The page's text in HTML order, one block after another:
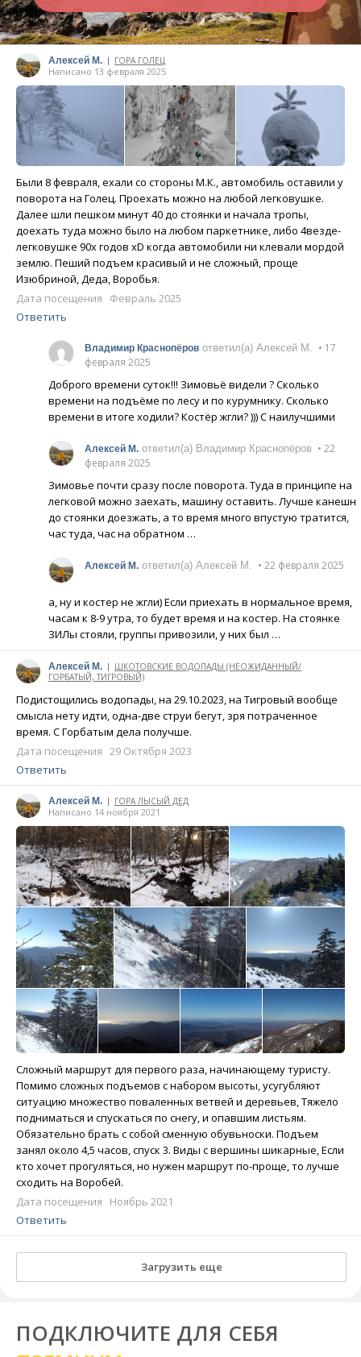
Алексей М. | ГОРА ГОЛЕЦ
Написано 13 февраля 2025
Были 8 февраля, ехали со стороны М.К., автомобиль оставили у
поворота на Голец. Проехать можно на любой легковушке.
Далее шли пешком минут 40 до стоянки и начала тропы,
доехать туда можно было на любом паркетнике, либо 4везде-
легковушке 90х годов xD когда автомобили ни клевали мордой
землю. Пеший подъем красивый и не сложный, проще
Изюбриной, Деда, Воробья.
Дата посещения Февраль 2025
Ответить
Владимир Краснопёров ответил(а) Алексей М. • 17
февраля 2025
Доброго времени суток!!! Зимовьё видели ? Сколько
времени на подъёме по лесу и по курумнику. Сколько
времени в итоге ходили? Костёр жгли? ))) С наилучшими
Алексей М. ответил(а) Владимир Краснопёров • 22
февраля 2025
Зимовье почти сразу после поворота. Туда в принципе на
легковой можно заехать, машину оставить. Лучше канешн
до стоянки доезжать, а то время много впустую тратится,
час туда, час на обратном …
Алексей М. ответил(а) Алексей М. • 22 февраля 2025
а, ну и костер не жгли) Если приехать в нормальное время,
часам к 8-9 утра, то будет время и на костер. На стоянке
ЗИЛы стояли, группы привозили, у них был …
Алексей М. | ШКОТОВСКИЕ ВОДОПАДЫ (НЕОЖИДАННЫЙ/
ГОРБАТЫЙ, ТИГРОВЫЙ)
Подистощились водопады, на 29.10.2023, на Тигровый вообще
смысла нету идти, одна-две струи бегут, зря потраченное
время. С Горбатым дела получше.
Дата посещения 29 Октября 2023
Ответить
Алексей М. | ГОРА ЛЫСЫЙ ДЕД
Написано 14 ноября 2021
Сложный маршрут для первого раза, начинающему туристу.
Помимо сложных подъемов с набором высоты, усугубляют
ситуацию множество поваленных ветвей и деревьев, Тяжело
подниматься и спускаться по снегу, и опавшим листьям.
Обязательно брать с собой сменную обувьноски. Подъем
занял около 4,5 часов, спуск 3. Виды с вершины шикарные, Если
кто хочет прогуляться, но нужен маршрут по-проще, то лучше
сходить на Воробей.
Дата посещения Ноябрь 2021
Ответить
Загрузить еще
ПОДКЛЮЧИТЕ ДЛЯ СЕБЯ